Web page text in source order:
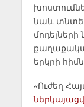
նաև
մոդելների
երկրի
«Ուժեղ